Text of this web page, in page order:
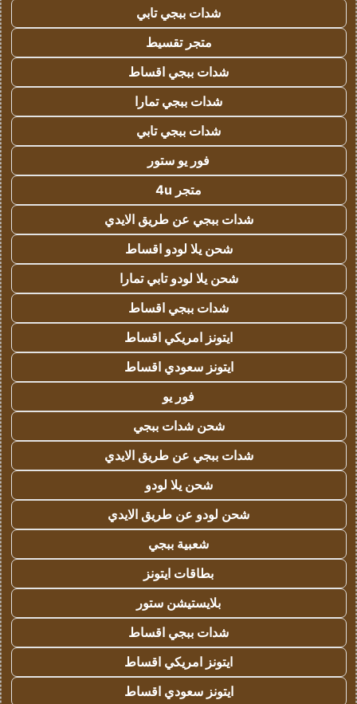
شدات ببجي تابي
متجر تقسيط
شدات ببجي اقساط
شدات ببجي تمارا
شدات ببجي تابي
فور يو ستور
متجر 4u
شدات ببجي عن طريق الايدي
شحن يلا لودو اقساط
شحن يلا لودو تابي تمارا
شدات ببجي اقساط
ايتونز امريكي اقساط
ايتونز سعودي اقساط
فور يو
شحن شدات ببجي
شدات ببجي عن طريق الايدي
شحن يلا لودو
شحن لودو عن طريق الايدي
شعبية ببجي
بطاقات ايتونز
بلايستيشن ستور
شدات ببجي اقساط
ايتونز امريكي اقساط
ايتونز سعودي اقساط